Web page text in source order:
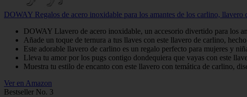
DOWAY Regalos de acero inoxidable para los amantes de los carlino,
DOWAY Llavero de acero inoxidable, un accesorio divertido para los
Añade un toque de ternura a tus llaves con este llavero de carlino,
Este adorable llavero de carlino es un regalo perfecto para mujeres y
Lleva tu amor por los pugs contigo dondequiera que vayas con este
Muestra tu estilo de encanto con este llavero con temática de carlino,
Ver en Amazon
Bestseller No. 3